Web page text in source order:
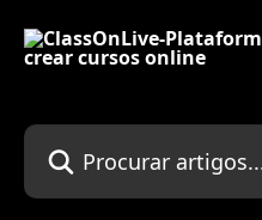
Procurar artigos...